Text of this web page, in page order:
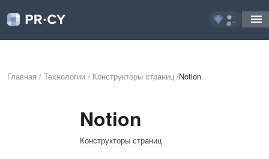
...
Главная / Технологии / Конструкторы страниц /Notion
Notion
Конструкторы страниц